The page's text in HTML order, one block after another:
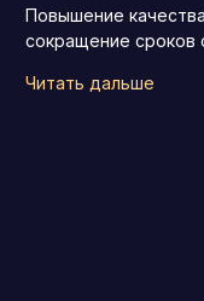
Повышение
сокращение сроков
Читать дальше